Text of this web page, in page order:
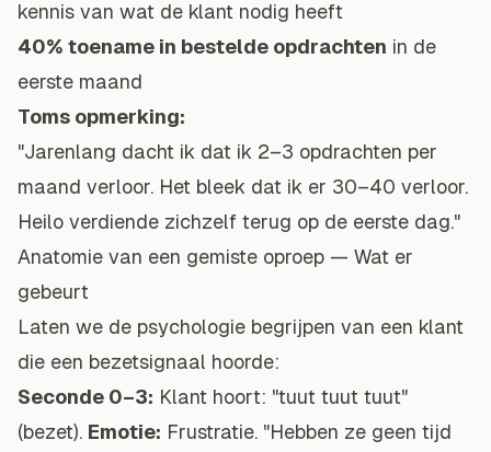
kennis van wat de klant nodig heeft
40% toename in bestelde opdrachten in de
eerste maand
Toms opmerking:
"Jarenlang dacht ik dat ik 2–3 opdrachten per
maand verloor. Het bleek dat ik er 30–40 verloor.
Heilo verdiende zichzelf terug op de eerste dag."
Anatomie van een gemiste oproep — Wat er
gebeurt
Laten we de psychologie begrijpen van een klant
die een bezetsignaal hoorde:
Seconde 0–3: Klant hoort: "tuut tuut tuut"
(bezet). Emotie: Frustratie. "Hebben ze geen tijd